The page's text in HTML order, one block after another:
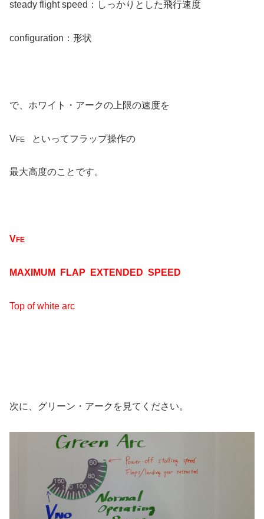
steady flight speed：しっかりとした飛行速度
configuration：形状
で、ホワイト・アークの上限の速度を
VFE といってフラップ操作の
最大高度のことです。
VFE
MAXIMUM FLAP EXTENDED SPEED
Top of white arc
次に、グリーン・アークを見てください。